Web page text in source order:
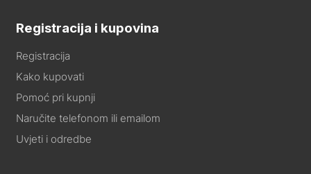
Registracija i kupovina
Registracija
Kako kupovati
Pomoć pri kupnji
Naručite telefonom ili emailom
Uvjeti i odredbe